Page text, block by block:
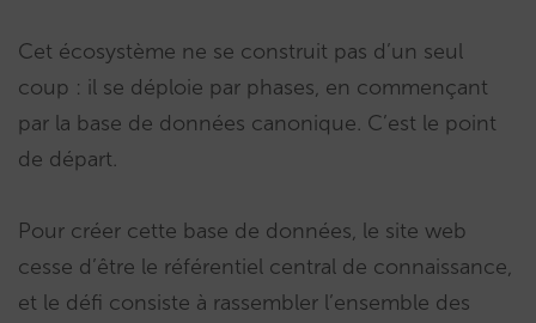
Cet écosystème ne se construit pas d’un seul
coup : il se déploie par phases, en commençant
par la base de données canonique. C’est le point
de départ.
Pour créer cette base de données, le site web
cesse d’être le référentiel central de connaissance,
et le défi consiste à rassembler l’ensemble des